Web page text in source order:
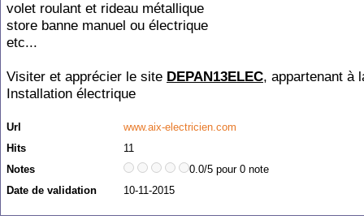
volet roulant et rideau métallique
store banne manuel ou électrique
etc...
Visiter et apprécier le site DEPAN13ELEC, appartenant à
Installation électrique
Url
www.aix-electricien.com
Hits
11
Notes
0.0/5 pour 0 note
Date de validation
10-11-2015